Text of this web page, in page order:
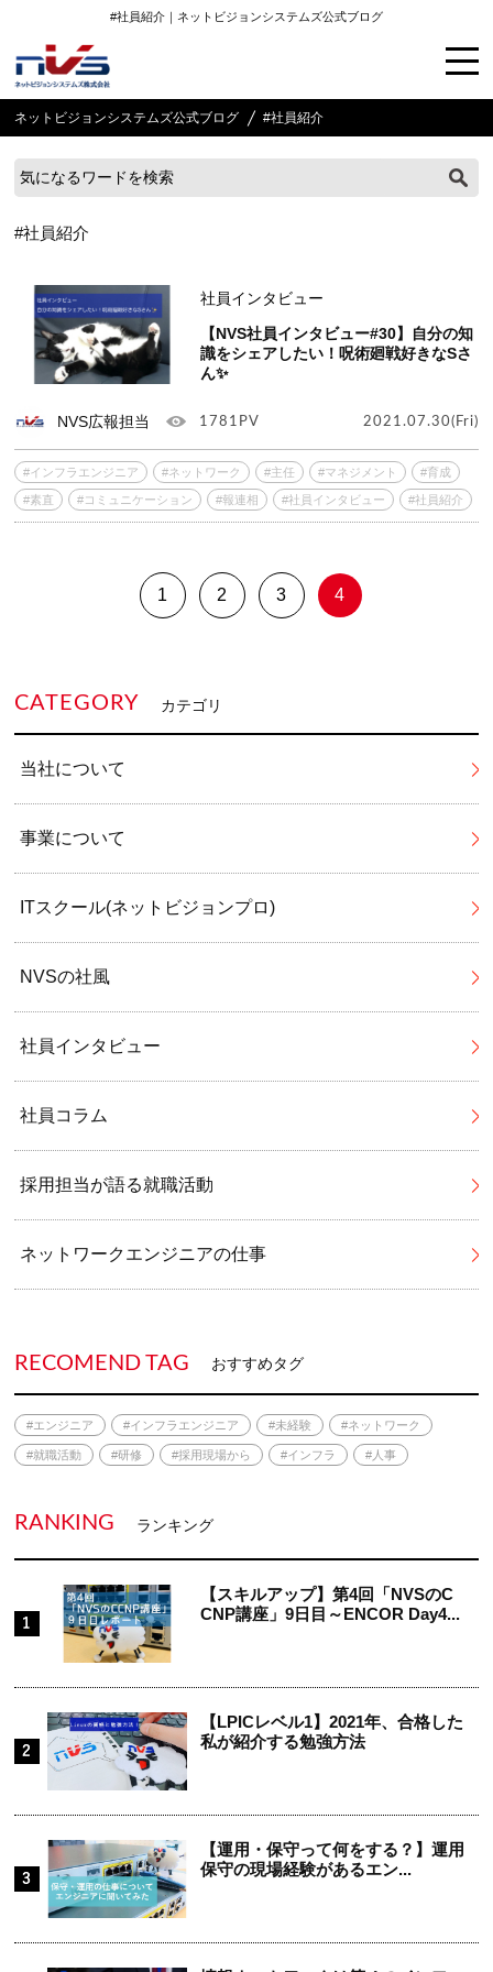
#社員紹介｜ネットビジョンシステムズ公式ブログ
ネットビジョンシステムズ公式ブログ #社員紹介
#社員紹介
社員インタビュー
【NVS社員インタビュー#30】自分の知
識をシェアしたい！呪術廻戦好きなSさ
ん✨
NVS広報担当 1781PV 2021.07.30(Fri)
#インフラエンジニア #ネットワーク #主任 #マネジメント #育成
#素直 #コミュニケーション #報連相 #社員インタビュー #社員紹介
1 2 3 4
CATEGORY カテゴリ
当社について
事業について
ITスクール(ネットビジョンプロ)
NVSの社風
社員インタビュー
社員コラム
採用担当が語る就職活動
ネットワークエンジニアの仕事
RECOMEND TAG おすすめタグ
#エンジニア #インフラエンジニア #未経験 #ネットワーク
#就職活動 #研修 #採用現場から #インフラ #人事
RANKING ランキング
【スキルアップ】第4回「NVSのC
CNP講座」9日目～ENCOR Day4...
【LPICレベル1】2021年、合格した
私が紹介する勉強方法
【運用・保守って何をする？】運用
保守の現場経験があるエン...